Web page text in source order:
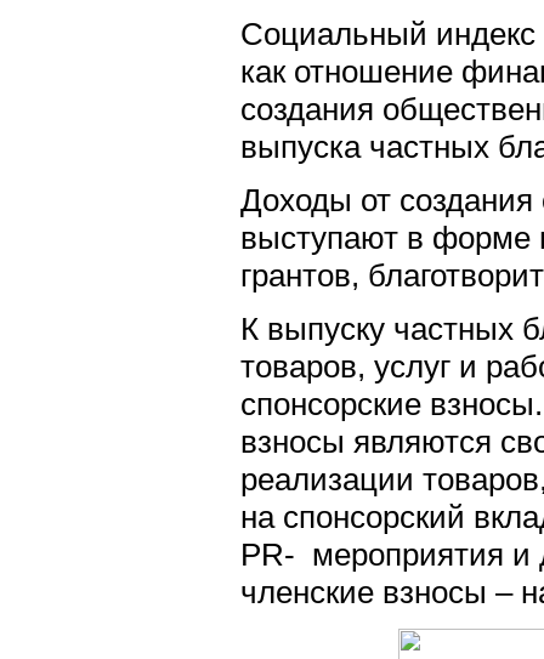
Социальный индекс
как отношение
создания
выпуска частных
Доходы от
выступают в форме
грантов,
К выпуску частных
товаров, услуг и
спонсорские
взносы являются
реализации
на спонсорский
PR- мероприятия и
членские взносы –